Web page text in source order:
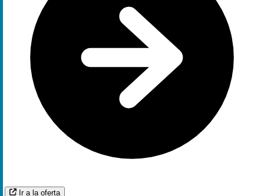
Ir a la oferta